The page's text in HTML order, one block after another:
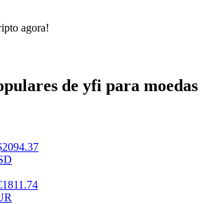
competitivas diariamente
agora!
de yfi para moedas
2094.37
1811.74